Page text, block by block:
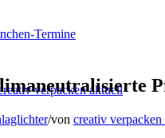
Termine
verpacken aktuell
/von creativ